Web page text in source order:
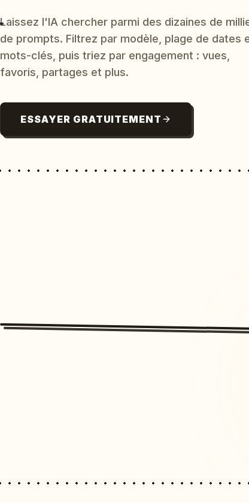
Laissez l'IA chercher parmi des dizaines de
de prompts. Filtrez par modèle, plage de dates
mots-clés, puis triez par engagement : vues,
favoris, partages et plus.
ESSAYER GRATUITEMENT